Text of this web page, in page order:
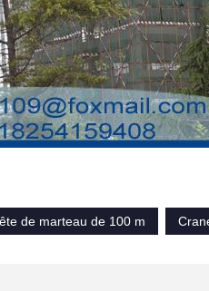
de marteau de 100 m